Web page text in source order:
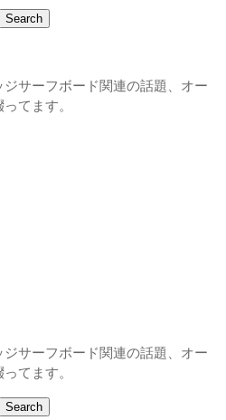
サーフボード関連の話題、オー
てます。
サーフボード関連の話題、オー
てます。